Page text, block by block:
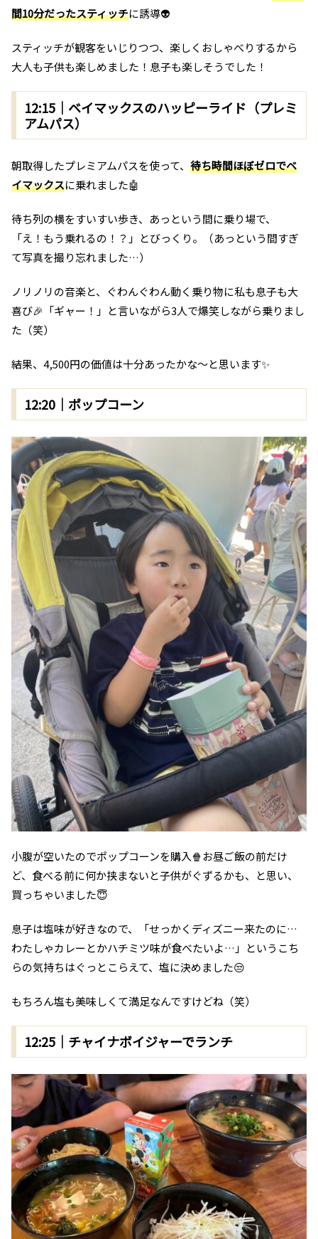
間10分だったスティッチに誘導👽
スティッチが観客をいじりつつ、楽しくおしゃべりするから
大人も子供も楽しめました！息子も楽しそうでした！
12:15｜ベイマックスのハッピーライド（プレミ
アムパス）
朝取得したプレミアムパスを使って、 待ち時間ほぼゼロでベ
イマックスに乗れました🤖
待ち列の横をすいすい歩き、あっという間に乗り場で、
「え！もう乗れるの！？」とびっくり。（あっという間すぎ
て写真を撮り忘れました…）
ノリノリの音楽と、ぐわんぐわん動く乗り物に私も息子も大
喜び🎉「ギャー！」と言いながら3人で爆笑しながら乗りまし
た（笑）
結果、4,500円の価値は十分あったかな～と思います✨
12:20｜ポップコーン
小腹が空いたのでポップコーンを購入🍿お昼ご飯の前だけ
ど、食べる前に何か挟まないと子供がぐずるかも、と思い、
買っちゃいました😇
息子は塩味が好きなので、「せっかくディズニー来たのに…
わたしゃカレーとかハチミツ味が食べたいよ…」というこち
らの気持ちはぐっとこらえて、塩に決めました😒
もちろん塩も美味しくて満足なんですけどね（笑）
12:25｜チャイナボイジャーでランチ